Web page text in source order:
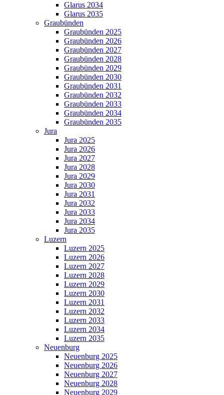
Glarus 2034
Glarus 2035
Graubünden
Graubünden 2025
Graubünden 2026
Graubünden 2027
Graubünden 2028
Graubünden 2029
Graubünden 2030
Graubünden 2031
Graubünden 2032
Graubünden 2033
Graubünden 2034
Graubünden 2035
Jura
Jura 2025
Jura 2026
Jura 2027
Jura 2028
Jura 2029
Jura 2030
Jura 2031
Jura 2032
Jura 2033
Jura 2034
Jura 2035
Luzern
Luzern 2025
Luzern 2026
Luzern 2027
Luzern 2028
Luzern 2029
Luzern 2030
Luzern 2031
Luzern 2032
Luzern 2033
Luzern 2034
Luzern 2035
Neuenburg
Neuenburg 2025
Neuenburg 2026
Neuenburg 2027
Neuenburg 2028
Neuenburg 2029